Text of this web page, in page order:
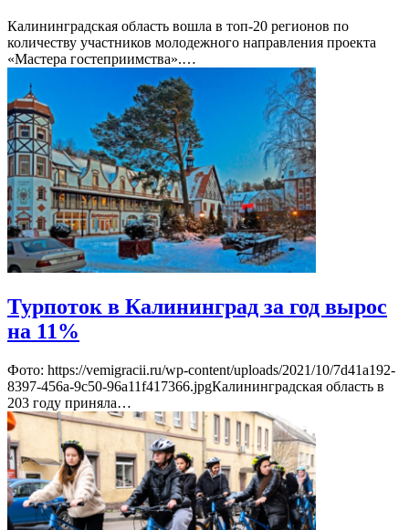
Калининградская область вошла в топ-20 регионов по
количеству участников молодежного направления проекта
«Мастера гостеприимства».…
Турпоток в Калининград за год вырос
на 11%
Фото: https://vemigracii.ru/wp-content/uploads/2021/10/7d41a192-
8397-456a-9c50-96a11f417366.jpgКалининградская область в
203 году приняла…